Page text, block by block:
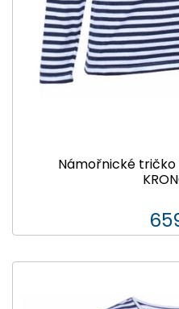
Námořnické tričko